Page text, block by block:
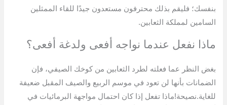
بنفسك؛ فليقم بذلك محترفون مستعدون جيدًا للقاء الممثلين
السامين لمملكة الثعابين.
ماذا نفعل عندما نواجه أفعى ولدغة أفعى؟
بغض النظر عما فعلته لطرد الثعابين من كوخك الصيفي، فإن
الضمانات بأنها لن تعود في موسم الربيع والصيف المقبل ضعيفة
للغاية.نصيحة!ماذا تفعل إذا كان احتمال مواجهة البرمائيات في